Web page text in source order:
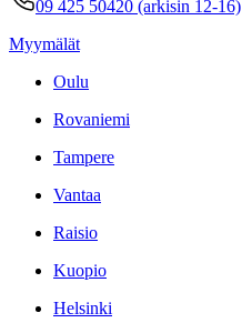
09 425 50420 (arkisin 12-16)
Myymälät
Oulu
Rovaniemi
Tampere
Vantaa
Raisio
Kuopio
Helsinki